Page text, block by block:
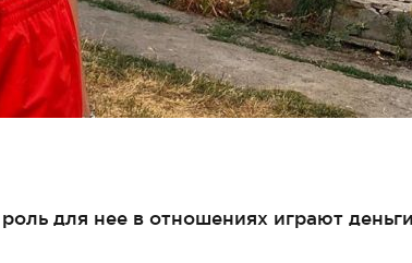
для нее в отношениях играют